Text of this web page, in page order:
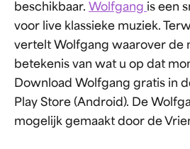
beschikbaar. Wolfgang is een
voor live klassieke muziek.
vertelt Wolfgang waarover de
betekenis van wat u op dat
Download Wolfgang gratis in
Play Store (Android). De
mogelijk gemaakt door de